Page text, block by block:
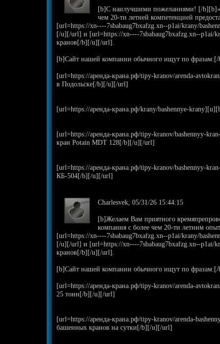
[b]С наилучшими пожеланиями! [/
чем 20-ти летней компетенцией
[url=https://xn----7sbabaug7bxafzg.xn--p1ai/krany/
[/u][/url] и [url=https://xn----7sbabaug7bxafzg.xn--p1ai/
кранов[/b][/u][/url].
[b]Сайт нашей компании обычного ищут по
[url=https://аренда-крана.рф/tipy-kranov/arenda-
в Подольске[/b][/u][/url]
[url=https://аренда-крана.рф/krany/bashennye-
[url=https://аренда-крана.рф/tipy-kranov/bashennyy-
кран Potain MDT 128[/b][/u][/url]
[url=https://аренда-крана.рф/tipy-kranov/bashennyy-
КБ-504[/b][/u][/url]
Charlesvek, 05/31/26 15:44:15
[b]Желаем Вам приятного
компания с более чем 20-ти летним
[url=https://xn----7sbabaug7bxafzg.xn--p1ai/krany/
[/u][/url] и [url=https://xn----7sbabaug7bxafzg.xn--p1ai/
кранов[/b][/u][/url].
[b]Сайт нашей компании обычного ищут по
[url=https://аренда-крана.рф/tipy-kranov/arenda-
25 тонн[/b][/u][/url]
[url=https://аренда-крана.рф/tipy-kranov/arenda-
башенных кранов на сутки[/b][/u][/url]